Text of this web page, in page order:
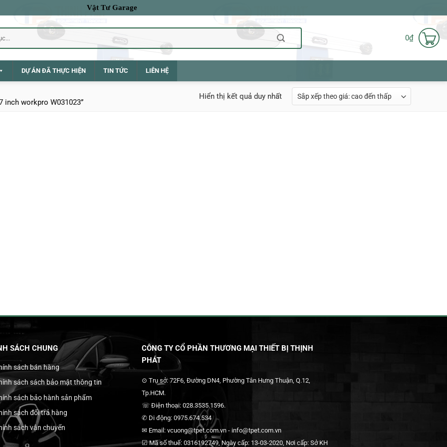
Vật Tư Garage
0₫
DỰ ÁN ĐÃ THỰC HIỆN TIN TỨC LIÊN HỆ
inch workpro W031023”
Hiển thị kết quả duy nhất
SÁCH CHUNG
sách bán hàng
sách sách bảo mật thông tin
sách bảo hành sản phẩm
sách đổi trả hàng
sách vận chuyển
CÔNG TY CỔ PHẦN THƯƠNG MẠI THIẾT BỊ THỊNH
PHÁT
⊙ Trụ sở: 72F6, Đường DN4, Phường Tân Hưng Thuận, Q.12,
Tp.HCM.
☏ Điện thoại: 028.3535.1596.
✆ Di động: 0975.674.534
✉ Email: vcuong@tpet.com.vn - info@tpet.com.vn
☑ Mã số thuế: 0316192749, Ngày cấp: 13-03-2020, Nơi cấp: Sở KH